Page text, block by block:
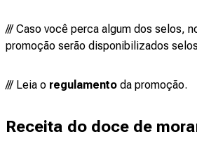
/// Caso você perca algum dos selos,
promoção serão disponibilizados
/// Leia o regulamento da promoção.
Receita do doce de